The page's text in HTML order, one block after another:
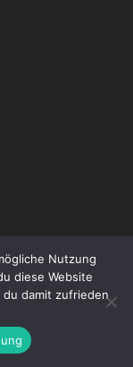
Nutzung
diese Website
damit zufrieden